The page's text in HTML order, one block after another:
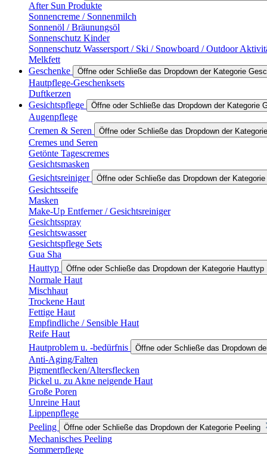
After Sun Produkte
Sonnencreme / Sonnenmilch
Sonnenöl / Bräunungsöl
Sonnenschutz Kinder
Sonnenschutz Wassersport / Ski / Snowboard / Outdoor
Melkfett
Geschenke
Öffne oder Schließe das Dropdown der Kategorie
Hautpflege-Geschenksets
Duftkerzen
Gesichtspflege
Öffne oder Schließe das Dropdown der Kategorie
Augenpflege
Cremen & Seren
Öffne oder Schließe das Dropdown der
Cremes und Seren
Getönte Tagescremes
Gesichtsmasken
Gesichtsreiniger
Öffne oder Schließe das Dropdown der
Gesichtsseife
Masken
Make-Up Entferner / Gesichtsreiniger
Gesichtsspray
Gesichtswasser
Gesichtspflege Sets
Gua Sha
Hauttyp
Öffne oder Schließe das Dropdown der Kategorie Hauttyp
Normale Haut
Mischhaut
Trockene Haut
Fettige Haut
Empfindliche / Sensible Haut
Reife Haut
Hautproblem u. -bedürfnis
Öffne oder Schließe das Dropdown
Anti-Aging/Falten
Pigmentflecken/Altersflecken
Pickel u. zu Akne neigende Haut
Große Poren
Unreine Haut
Lippenpflege
Peeling
Öffne oder Schließe das Dropdown der Kategorie Peeling
Mechanisches Peeling
Sommerpflege